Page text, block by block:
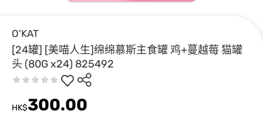
O'KAT
[24罐] [美喵人生]绵绵慕斯主食罐 鸡+蔓越莓 猫罐
头 (80G x24) 825492
HK$300.00